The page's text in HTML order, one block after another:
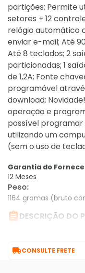
partições; Permite
setores + 12
relógio automático
enviar e-mail; Até
Até 8 teclados; 2
particionadas; 1
de 1,2A; Fonte
programável
download;
operação e
possível
utilizando um
(sem o uso de
Garantia do
12 Meses
Peso:
1164 gramas (bruto
DESCRIÇÃO DO
CONSULTE FRETE